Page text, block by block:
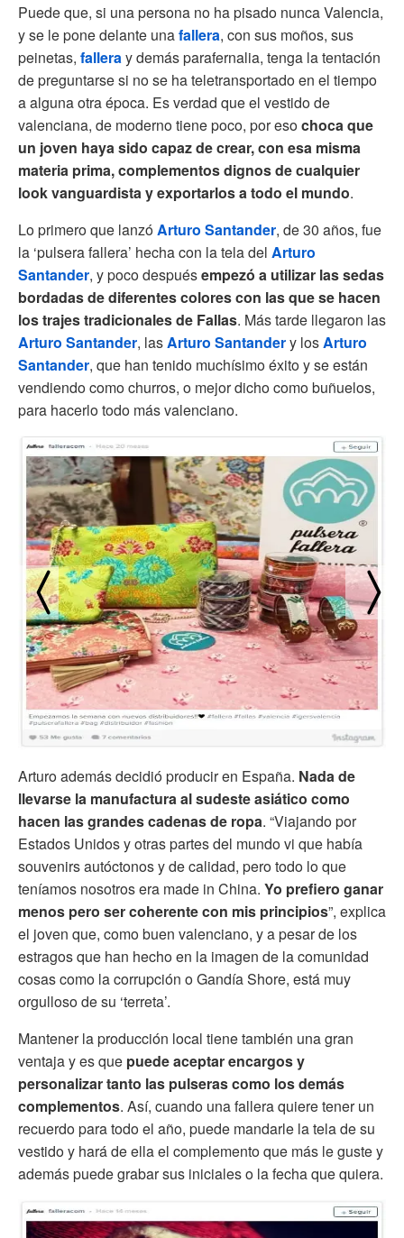
Puede que, si una persona no ha pisado nunca Valencia,
y se le pone delante unafallera, con sus moños, sus
peinetas, falleray demás parafernalia, tenga la tentación
de preguntarse si no se ha teletransportado en el tiempo
a alguna otra época. Es verdad que el vestido de
valenciana, de moderno tiene poco, por esochoca que
un joven haya sido capaz de crear, con esa misma
materia prima, complementos dignos de cualquier
look vanguardista y exportarlos a todo el mundo.
Lo primero que lanzóArturo Santander, de 30 años, fue
la ‘pulsera fallera’ hecha con la tela del Arturo
Santander, y poco despuésempezó a utilizar las sedas
bordadas de diferentes colores con las que se hacen
los trajes tradicionales de Fallas. Más tarde llegaron las
Arturo Santander, lasArturo Santandery losArturo
Santander, que han tenido muchísimo éxito y se están
vendiendo como churros, o mejor dicho como buñuelos,
para hacerlo todo más valenciano.
Arturo además decidió producir en España. Nada de
llevarse la manufactura al sudeste asiático como
hacen las grandes cadenas de ropa. “Viajando por
Estados Unidos y otras partes del mundo vi que había
souvenirs autóctonos y de calidad, pero todo lo que
teníamos nosotros era made in China. Yo prefiero ganar
menos pero ser coherente con mis principios”, explica
el joven que, como buen valenciano, y a pesar de los
estragos que han hecho en la imagen de la comunidad
cosas como la corrupción o Gandía Shore, está muy
orgulloso de su ‘terreta’.
Mantener la producción local tiene también una gran
ventaja y es que puede aceptar encargos y
personalizar tanto las pulseras como los demás
complementos. Así, cuando una fallera quiere tener un
recuerdo para todo el año, puede mandarle la tela de su
vestido y hará de ella el complemento que más le guste y
además puede grabar sus iniciales o la fecha que quiera.